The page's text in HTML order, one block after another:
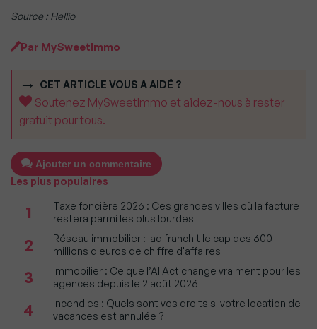
Source : Hellio
Par MySweetImmo
CET ARTICLE VOUS A AIDÉ ?
Soutenez MySweetImmo et aidez-nous à rester
gratuit pour tous.
Ajouter un commentaire
Les plus populaires
1
Taxe foncière 2026 : Ces grandes villes où la facture
restera parmi les plus lourdes
2
Réseau immobilier : iad franchit le cap des 600
millions d'euros de chiffre d'affaires
3
Immobilier : Ce que l’AI Act change vraiment pour les
agences depuis le 2 août 2026
4
Incendies : Quels sont vos droits si votre location de
vacances est annulée ?